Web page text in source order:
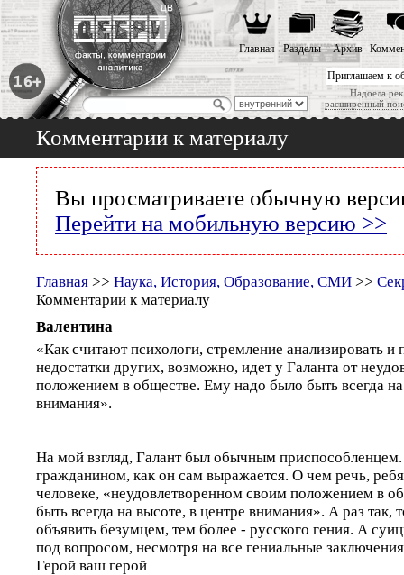
Приглашаем к
Надоела
расширенный
Главная Разделы Архив
Комментарии к материалу
Вы просматриваете обычную
Перейти на мобильную версию >>
Главная >> Наука, История, Образование, СМИ >>
Комментарии к материалу
Валентина
«Как считают психологи, стремление анализировать и
недостатки других, возможно, идет у Галанта от
положением в обществе. Ему надо было быть всегда
внимания».
На мой взгляд, Галант был обычным приспособленцем.
гражданином, как он сам выражается. О чем речь,
человеке, «неудовлетворенном своим положением в
быть всегда на высоте, в центре внимания». А раз так,
объявить безумцем, тем более - русского гения. А
под вопросом, несмотря на все гениальные
Герой ваш герой